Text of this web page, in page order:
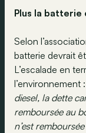
Plus la batterie
Selon
batterie devrait
L’escalade en
l’environnement
diesel, la dette
remboursée au
n’est